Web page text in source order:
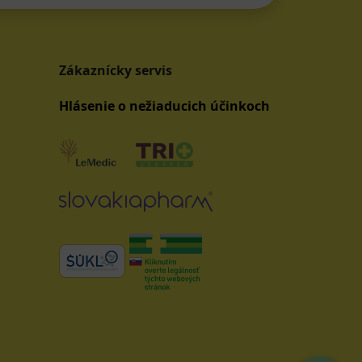
Zákaznícky servis
Hlásenie o nežiaducich účinkoch